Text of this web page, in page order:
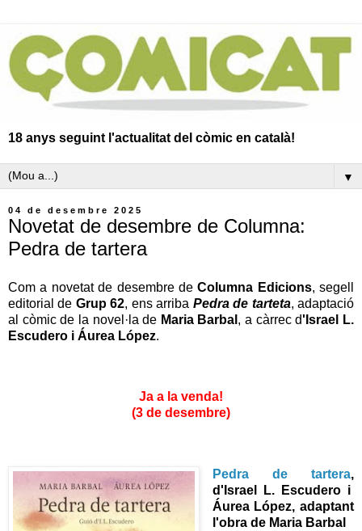
18 anys seguint l'actualitat del còmic en català!
▼
04 de desembre 2025
Novetat de desembre de Columna:
Pedra de tartera
Com a novetat de desembre deColumna Edicions, segell
editorial de Grup 62, ens arriba Pedra de tarteta, adaptació
al còmic de la novel·la de Maria Barbal , a càrrec d'Israel L.
Escudero i Áurea López.
Ja a la venda!
(3 de desembre)
Pedra de tartera,
d'Israel L. Escudero i
Áurea López, adaptant
l'obra de Maria Barbal